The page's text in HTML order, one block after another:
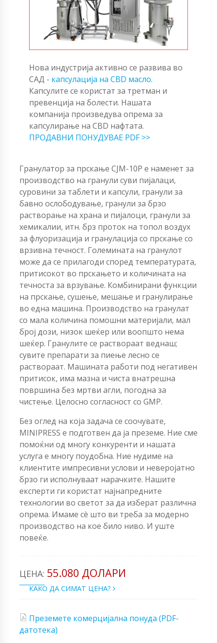
Нова индустрија активно се развива во
САД - капсулација на CBD масло.
Капсулите се користат за третман и
превенција на болести. Нашата
компанија произведува опрема за
капсулирање на CBD нафтата.
ПРОДАВНИ ПОНУДУВАЕ PDF >>
Гранулатор за прскање CJM-10P е наменет за
производство на гранули суви пијалаци,
суровини за таблети и капсули, гранули за
бавно ослободување, гранули за брзо
растворање на храна и пијалоци, гранули за
хемикалии, итн. брз проток на топол воздух
за флуоризација и гранулација со прскање со
врзивна течност. Големината на гранулот
може да се прилагоди според температурата,
притисокот во прскањето и количината на
течноста за врзување. Комбинирани функции
на прскање, сушење, мешање и гранулирање
во една машина. Производство на гранулат
со мала количина помошни материјали, мал
број дози, низок шеќер или воопшто нема
шеќер. Гранулите се раствораат веднаш;
сувите препарати за пиење лесно се
раствораат. Машината работи под негативен
притисок, има мазна и чиста внатрешна
површина без мртви агли, погодна за
чистење. Целосно согласност со GMP.
Без оглед на која задача се соочувате,
MINIPRESS е подготвен да ја преземе. Ние сме
помоќни од многу конкуренти и нашата
услуга е многу поудобна. Ние нудиме на
клиентите импресивни услови и неверојатно
брзо ги исполнуваат нарачките. Нашите
експерти ги користат најнапредните
технологии во светот за да изберат различна
опрема. Имаме сè што ви треба за модерно
производство на кое било ниво. И уште
повеќе.
ЦЕНА: 55.080 ДОЛАРИ
КАКО ДА СИМАТ ЦЕНА?
Преземете комерцијална понуда (PDF-
датотека)